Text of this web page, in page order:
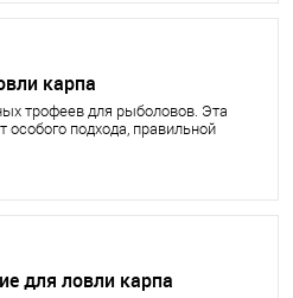
карпа
трофеев для рыболовов. Эта
особого подхода, правильной
мы разберем все ключевые
снастей и прикормки до
особенностей.
для ловли карпа